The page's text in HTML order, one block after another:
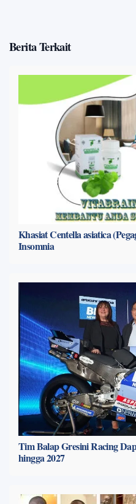
Berita Terkait
Khasiat Centella asiatica
Insomnia
Tim Balap Gresini Racing
hingga 2027